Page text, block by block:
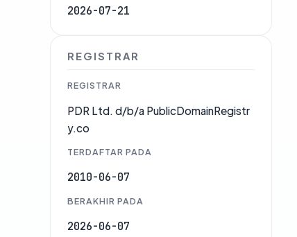
2026-07-21
REGISTRAR
REGISTRAR
PDR Ltd. d/b/a PublicDomainRegistr
y.co
TERDAFTAR PADA
2010-06-07
BERAKHIR PADA
2026-06-07